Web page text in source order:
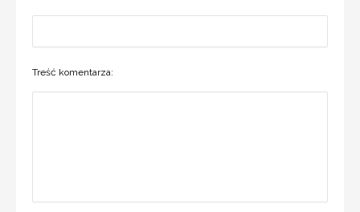
Treść komentarza: